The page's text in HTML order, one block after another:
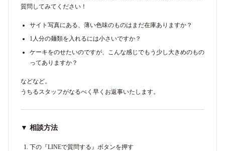
質問してみてください！
サイト写真にある、薄い色味のものはまだ在庫ありますか？
1人分の麺類を入れるには小さいですか？
ケーキをのせたいのですが、こんな感じでもう少し大きめのもの
ってありますか？
などなど。
うちるスタッフがなるべく早くお返事いたします。
▼ 相談方法
下の『LINEで質問する』ボタンを押す